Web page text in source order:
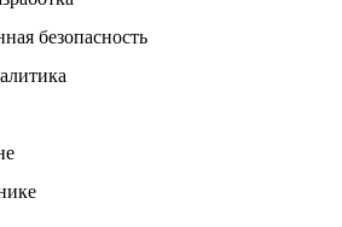
безопасность